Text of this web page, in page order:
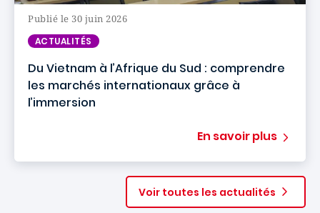
Publié le 30 juin 2026
ACTUALITÉS
Du Vietnam à l’Afrique du Sud : comprendre
les marchés internationaux grâce à
l’immersion
En savoir plus
Voir toutes les actualités